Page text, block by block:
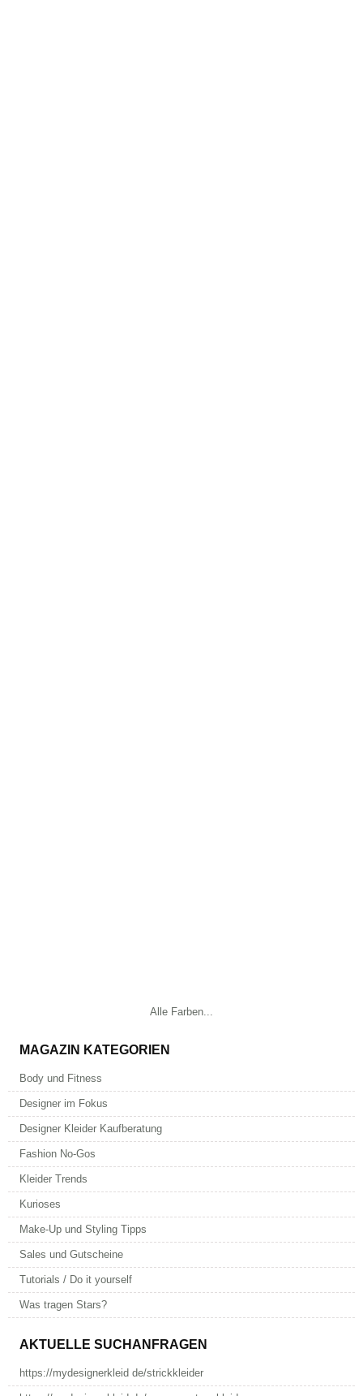
Alle Farben...
MAGAZIN KATEGORIEN
Body und Fitness
Designer im Fokus
Designer Kleider Kaufberatung
Fashion No-Gos
Kleider Trends
Kurioses
Make-Up und Styling Tipps
Sales und Gutscheine
Tutorials / Do it yourself
Was tragen Stars?
AKTUELLE SUCHANFRAGEN
https://mydesignerkleid de/strickkleider